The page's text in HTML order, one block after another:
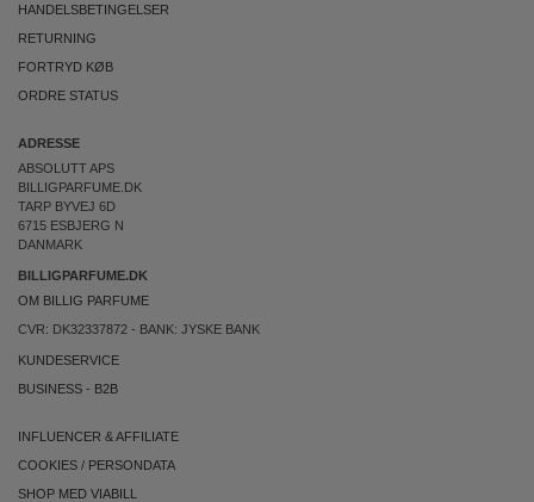
HANDELSBETINGELSER
RETURNING
FORTRYD KØB
ORDRE STATUS
ADRESSE
ABSOLUTT APS
BILLIGPARFUME.DK
TARP BYVEJ 6D
6715 ESBJERG N
DANMARK
BILLIGPARFUME.DK
OM BILLIG PARFUME
CVR: DK32337872 - BANK: JYSKE BANK
KUNDESERVICE
BUSINESS - B2B
INFLUENCER & AFFILIATE
COOKIES / PERSONDATA
SHOP MED VIABILL